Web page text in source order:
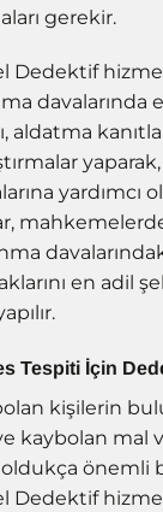
gerekir.
Dedektif
davalarında
aldatma
yardımcı
en adil
Tespiti İçin
kişilerin
kaybolan mal
önemli
Dedektif